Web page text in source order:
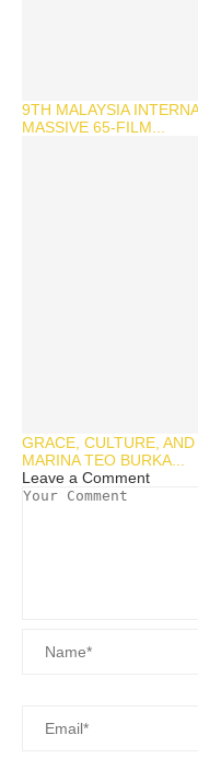
9TH MALAYSIA
MASSIVE 65-FILM...
GRACE, CULTURE,
MARINA TEO BURKA...
Leave a Comment